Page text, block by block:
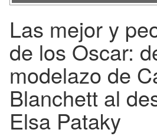
Las mejor y
de los Oscar:
modelazo de
Blanchett al
Elsa Pataky